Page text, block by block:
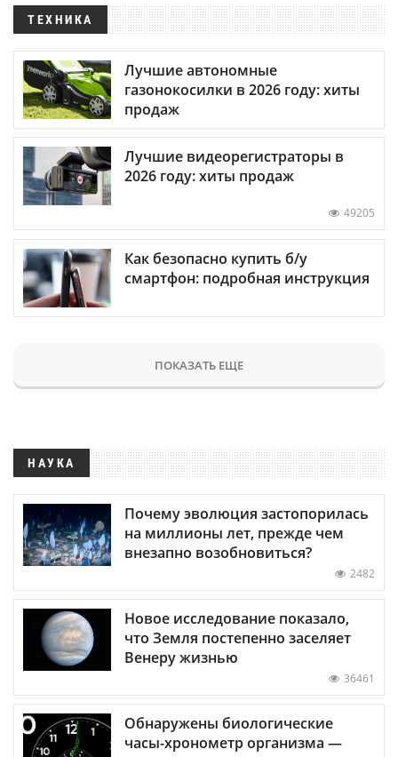
ТЕХНИКА
Лучшие автономные
газонокосилки в 2026 году: хиты
продаж
Лучшие видеорегистраторы в
2026 году: хиты продаж
49205
Как безопасно купить б/у
смартфон: подробная инструкция
ПОКАЗАТЬ ЕЩЕ
НАУКА
Почему эволюция застопорилась
на миллионы лет, прежде чем
внезапно возобновиться?
2482
Новое исследование показало,
что Земля постепенно заселяет
Венеру жизнью
36461
Обнаружены биологические
часы-хронометр организма —